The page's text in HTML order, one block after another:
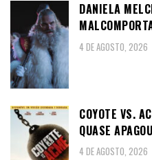
DANIELA
4 DE AGOSTO, 2026
COYOTE VS.
QUASE APAGOU
4 DE AGOSTO, 2026